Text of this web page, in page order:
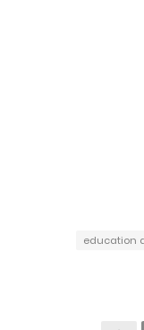
education